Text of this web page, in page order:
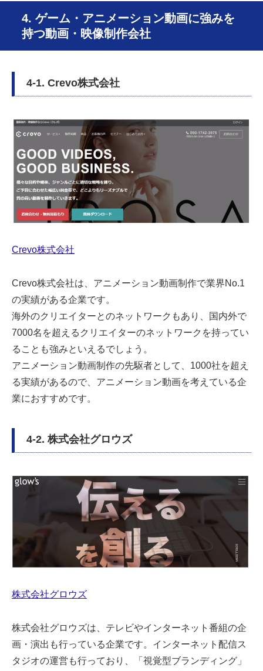
4. ゲーム・アニメーション動画に強みを
持つ動画・映像制作会社
4-1. Crevo株式会社
Crevo株式会社
Crevo株式会社は、アニメーション動画制作で業界No.1
の実績がある企業です。
海外のクリエイターとのネットワークもあり、国内外で
7000名を超えるクリエイターのネットワークを持ってい
ることも強みといえるでしょう。
アニメーション動画制作の先駆者として、1000社を超え
る実績があるので、アニメーション動画を考えている企
業におすすめです。
4-2. 株式会社グロウズ
株式会社グロウズ
株式会社グロウズは、テレビやインターネット番組の企
画・演出も行っている企業です。インターネット配信ス
タジオの運営も行っており、「視覚型ブランディング」